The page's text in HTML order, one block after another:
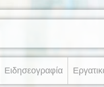
Ειδησεογραφία